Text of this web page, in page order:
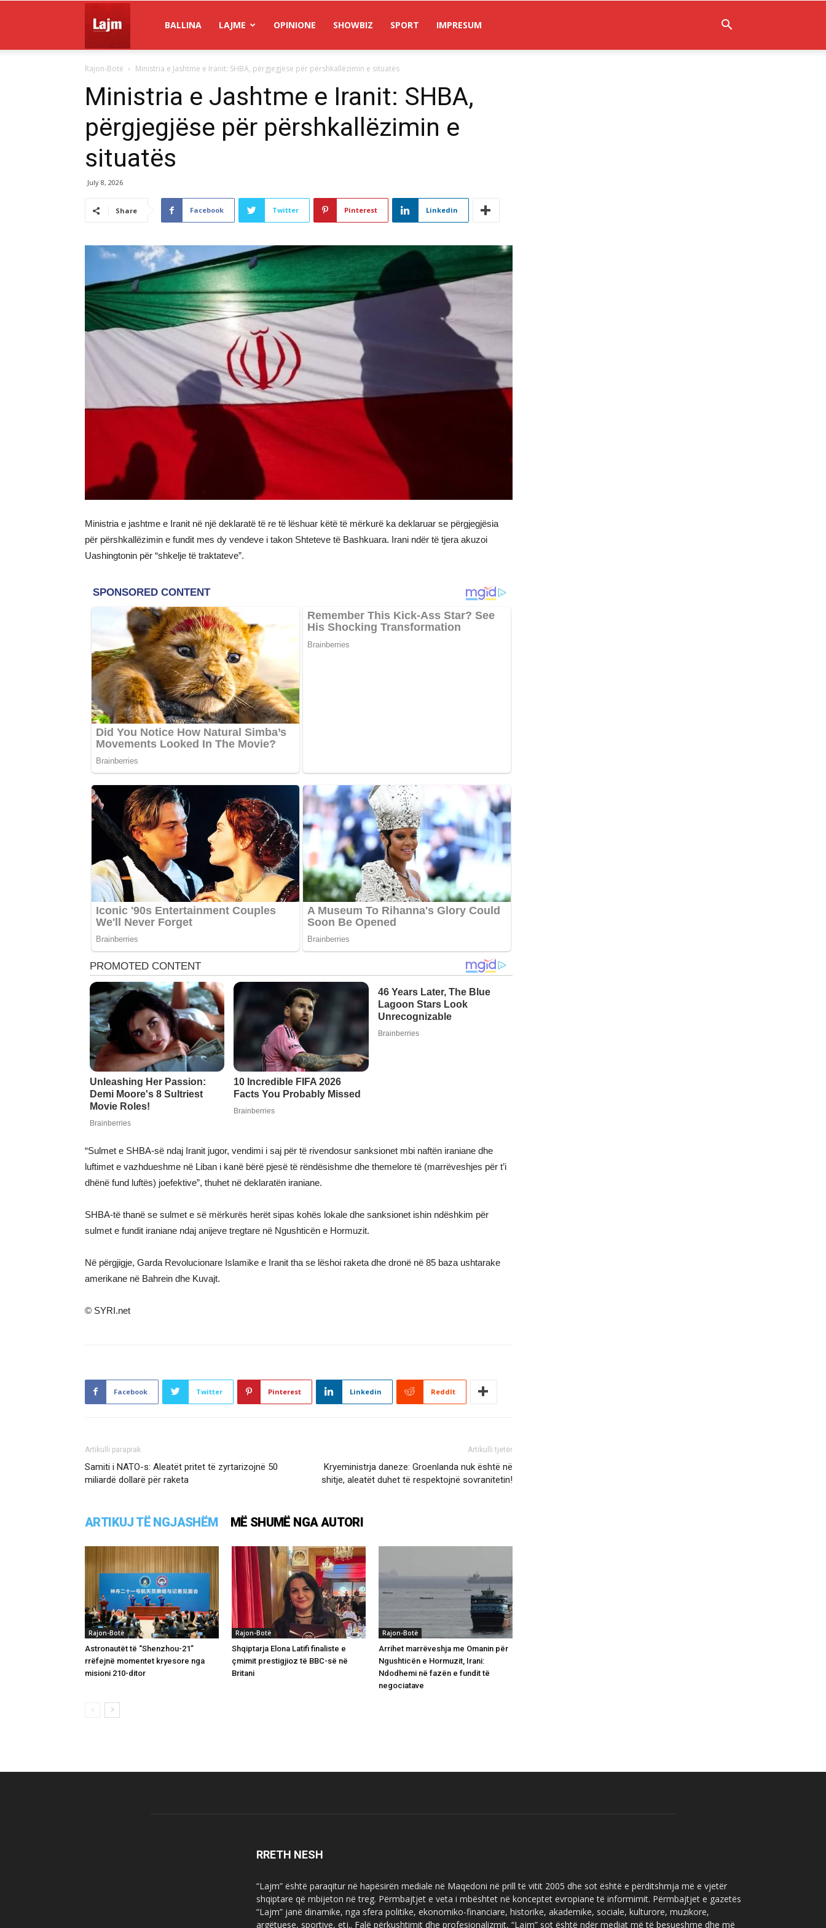
Lajm
BALLINA LAJME OPINIONE SHOWBIZ SPORT IMPRESUM
Rajon-Botë Ministria e Jashtme e Iranit: SHBA, përgjegjëse për përshkallëzimin e situatës
Ministria e Jashtme e Iranit: SHBA,
përgjegjëse për përshkallëzimin e
situatës
July 8, 2026
Share Facebook Twitter Pinterest Linkedin
Ministria e jashtme e Iranit në një deklaratë të re të lëshuar këtë të mërkurë ka deklaruar se përgjegjësia
për përshkallëzimin e fundit mes dy vendeve i takon Shteteve të Bashkuara. Irani ndër të tjera akuzoi
Uashingtonin për “shkelje të traktateve”.
“Sulmet e SHBA-së ndaj Iranit jugor, vendimi i saj për të rivendosur sanksionet mbi naftën iraniane dhe
luftimet e vazhdueshme në Liban i kanë bërë pjesë të rëndësishme dhe themelore të (marrëveshjes për t’i
dhënë fund luftës) joefektive”, thuhet në deklaratën iraniane.
SHBA-të thanë se sulmet e së mërkurës herët sipas kohës lokale dhe sanksionet ishin ndëshkim për
sulmet e fundit iraniane ndaj anijeve tregtare në Ngushticën e Hormuzit.
Në përgjigje, Garda Revolucionare Islamike e Iranit tha se lëshoi ​​raketa dhe dronë në 85 baza ushtarake
amerikane në Bahrein dhe Kuvajt.
© SYRI.net
Facebook Twitter Pinterest Linkedin ReddIt
Artikulli paraprak
Samiti i NATO-s: Aleatët pritet të zyrtarizojnë 50
miliardë dollarë për raketa
Artikulli tjetër
Kryeministrja daneze: Groenlanda nuk është në
shitje, aleatët duhet të respektojnë sovranitetin!
ARTIKUJ TË NGJASHËM MË SHUMË NGA AUTORI
Rajon-Botë
Astronautët të “Shenzhou-21”
rrëfejnë momentet kryesore nga
misioni 210-ditor
Rajon-Botë
Shqiptarja Elona Latifi finaliste e
çmimit prestigjioz të BBC-së në
Britani
Rajon-Botë
Arrihet marrëveshja me Omanin për
Ngushticën e Hormuzit, Irani:
Ndodhemi në fazën e fundit të
negociatave
RRETH NESH
“Lajm” është paraqitur në hapësirën mediale në Maqedoni në prill të vitit 2005 dhe sot është e përditshmja më e vjetër
shqiptare që mbijeton në treg. Përmbajtjet e veta i mbështet në konceptet evropiane të informimit. Përmbajtjet e gazetës
“Lajm” janë dinamike, nga sfera politike, ekonomiko-financiare, historike, akademike, sociale, kulturore, muzikore,
argëtuese, sportive, etj.. Falë përkushtimit dhe profesionalizmit, “Lajm” sot është ndër mediat më të besueshme dhe më